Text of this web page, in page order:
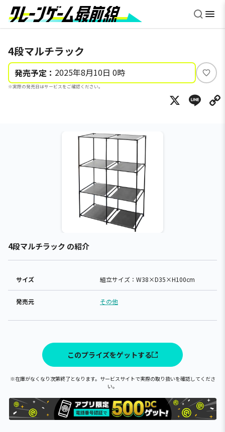
4段マルチラック
発売予定： 2025年8月10日 0時
※実際の発売日はサービスをご確認ください。
い
ね
X
4段マルチラック の紹介
サイズ 組立サイズ：W38×D35×H100cm
発売元 その他
このプライズをゲットする
※在庫がなくなり次第終了となります。サービスサイトで実際の取り扱いを確認してくださ
い。